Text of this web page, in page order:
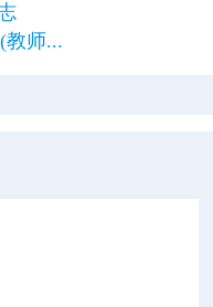
教师...